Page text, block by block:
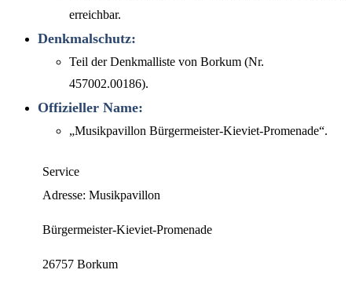
erreichbar.
Denkmalschutz:
Teil der Denkmalliste von Borkum (Nr.
457002.00186).
Offizieller Name:
„Musikpavillon Bürgermeister-Kieviet-Promenade“.
Service
Adresse: Musikpavillon
Bürgermeister-Kieviet-Promenade
26757 Borkum